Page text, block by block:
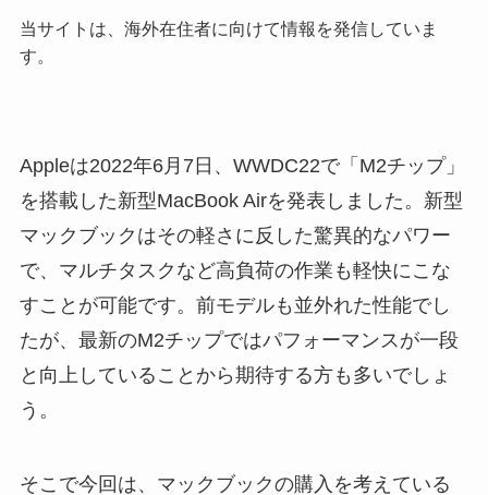
当サイトは、海外在住者に向けて情報を発信していま
す。
Appleは2022年6月7日、WWDC22で「M2チップ」
を搭載した新型MacBook Airを発表しました。新型
マックブックはその軽さに反した驚異的なパワー
で、マルチタスクなど高負荷の作業も軽快にこな
すことが可能です。前モデルも並外れた性能でし
たが、最新のM2チップではパフォーマンスが一段
と向上していることから期待する方も多いでしょ
う。
そこで今回は、マックブックの購入を考えている